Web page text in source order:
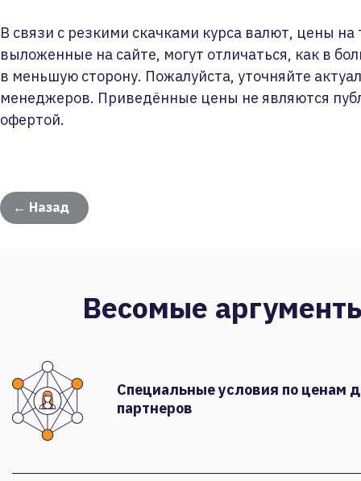
В связи с резкими скачками курса валют, цены на
выложенные на сайте, могут отличаться, как в
в меньшую сторону. Пожалуйста, уточняйте
менеджеров. Приведённые цены не являются
офертой.
← Назад
Весомые
Специальные условия по ценам
партнеров